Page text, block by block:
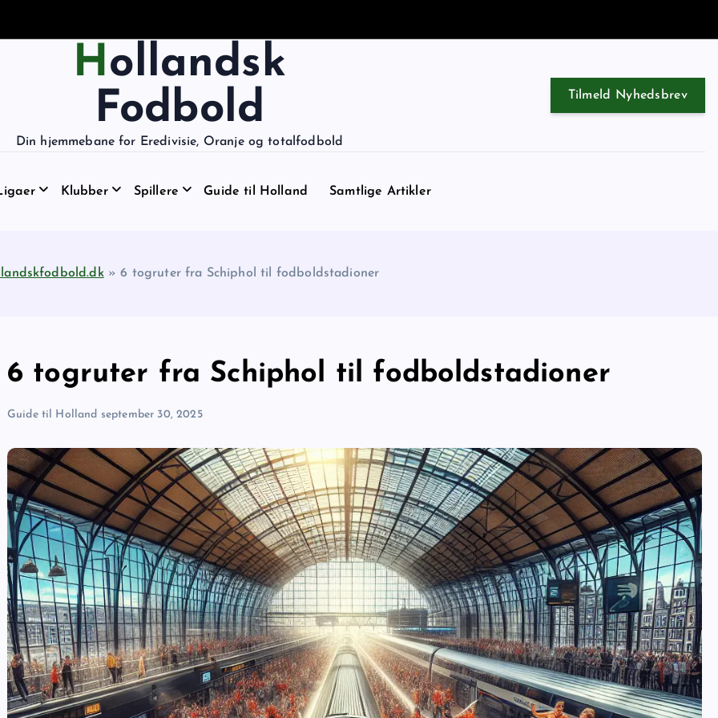
Hollandsk
Fodbold
Din hjemmebane for Eredivisie, Oranje og totalfodbold
Tilmeld Nyhedsbrev
Klubber Spillere Guide til Holland Samtlige Artikler
»6 togruter fra Schiphol til fodboldstadioner
6 togruter fra Schiphol til fodboldstadioner
Guide til Holland september 30, 2025